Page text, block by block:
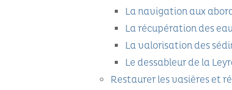
La navigation aux
La récupération des
La valorisation des
Le dessableur de la
Restaurer les vasières et